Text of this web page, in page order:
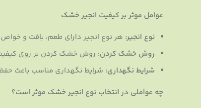
عوامل موثر بر کیفیت انجیر خشک
نوع انجیر: هر نوع انجیر دارای طعم، بافت و
روش خشک کردن: روش خشک کردن بر روی
شرایط نگهداری: شرایط نگهداری مناسب باعث
چه عواملی در انتخاب نوع انجیر خشک موثر است؟